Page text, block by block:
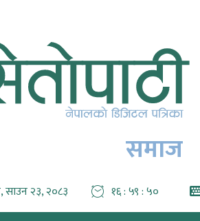
समाज
साउन २३, २०८३ १६ : ५९ : ५२